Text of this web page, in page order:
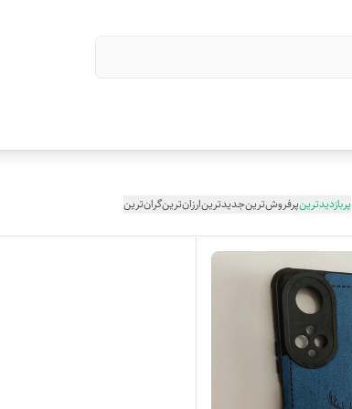
پربازدیدترینپرفروش‌ترینجدیدترینارزان‌ترینگران‌ترین